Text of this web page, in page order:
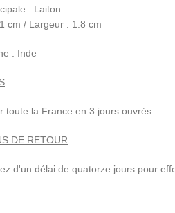
: Laiton
cm / Largeur : 1.8 cm
: Inde
toute la France en 3 jours ouvrés.
DE RETOUR
d'un délai de quatorze jours pour